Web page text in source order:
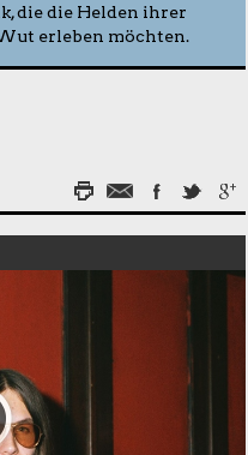
die die Helden ihrer
erleben möchten.